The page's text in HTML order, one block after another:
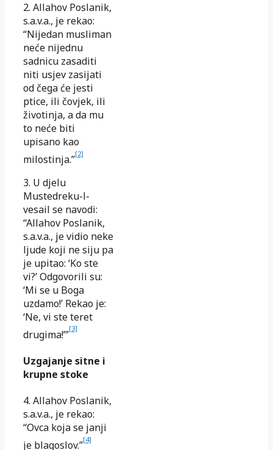
2. Allahov Poslanik,
s.a.v.a., je rekao:
“Nijedan musliman
neće nijednu
sadnicu zasaditi
niti usjev zasijati
od čega će jesti
ptice, ili čovjek, ili
životinja, a da mu
to neće biti
upisano kao
milostinja.”[2]
3. U djelu
Mustedreku-l-
vesail se navodi:
“Allahov Poslanik,
s.a.v.a., je vidio neke
ljude koji ne siju pa
je upitao: ‘Ko ste
vi?’ Odgovorili su:
‘Mi se u Boga
uzdamo!’ Rekao je:
‘Ne, vi ste teret
drugima!’”[3]
Uzgajanje sitne i
krupne stoke
4. Allahov Poslanik,
s.a.v.a., je rekao:
“Ovca koja se janji
je blagoslov.”[4]